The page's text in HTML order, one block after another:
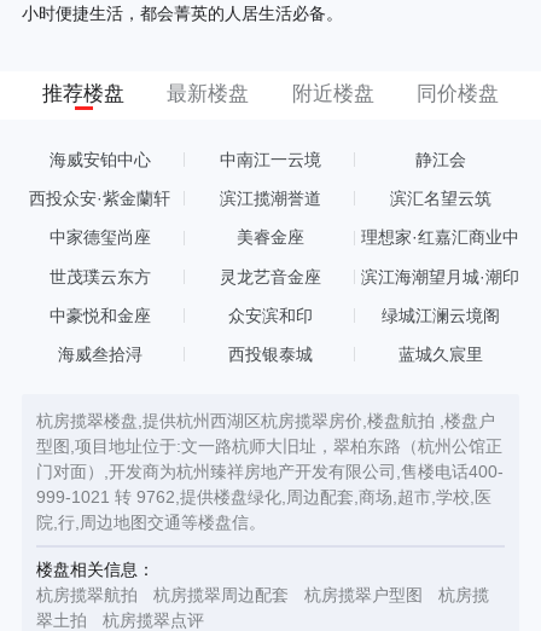
小时便捷生活，都会菁英的人居生活必备。
推荐楼盘 最新楼盘 附近楼盘 同价楼盘
海威安铂中心 中南江一云境 静江会
西投众安·紫金蘭轩 滨江揽潮誉道 滨汇名望云筑
中家德玺尚座 美睿金座
理想家·红嘉汇商业中
世茂璞云东方 灵龙艺音金座 滨江海潮望月城·潮印
中豪悦和金座 众安滨和印 绿城江澜云境阁
海威叁拾浔 西投银泰城 蓝城久宸里
杭房揽翠楼盘,提供杭州西湖区杭房揽翠房价,楼盘航拍 ,楼盘户
型图,项目地址位于:文一路杭师大旧址，翠柏东路（杭州公馆正
门对面）,开发商为杭州臻祥房地产开发有限公司,售楼电话400-
999-1021 转 9762,提供楼盘绿化,周边配套,商场,超市,学校,医
院,行,周边地图交通等楼盘信。
楼盘相关信息：
杭房揽翠航拍
杭房揽翠周边配套 杭房揽翠户型图
杭房揽
翠土拍
杭房揽翠点评